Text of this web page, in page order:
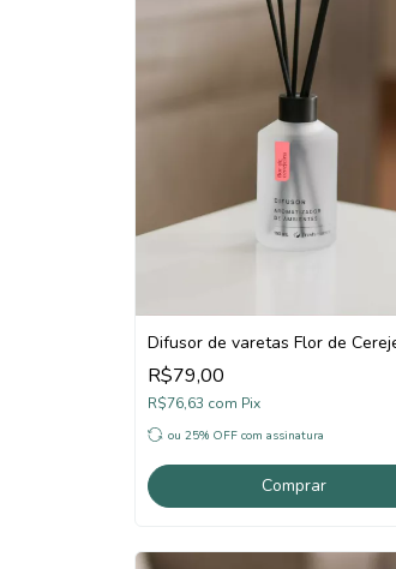
Difusor de varetas Flor de
R$79,00
R$76,63 com Pix
ou 25% OFFcom assinatura
Comprar